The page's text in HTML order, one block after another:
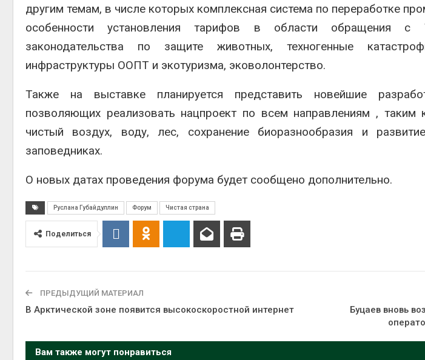
другим темам, в числе которых комплексная система по переработке
особенности установления тарифов в области обращения с
законодательства по защите животных, техногенные
инфраструктуры ООПТ и экотуризма, эковолонтерство.
Также на выставке планируется представить новейшие
позволяющих реализовать нацпроект по всем направлениям ,
чистый воздух, воду, лес, сохранение биоразнообразия и
заповедниках.
О новых датах проведения форума будет сообщено дополнительно.
Руслана Губайдуллин Форум Чистая страна
Поделиться
ПРЕДЫДУЩИЙ МАТЕРИАЛ
В Арктической зоне появится высокоскоростной интернет
Буцаев вновь
Вам также могут понравиться
Авг 6, 2026
Приложение «Экопульс»
для контроля мусорных
площадок запустят в
сентябре